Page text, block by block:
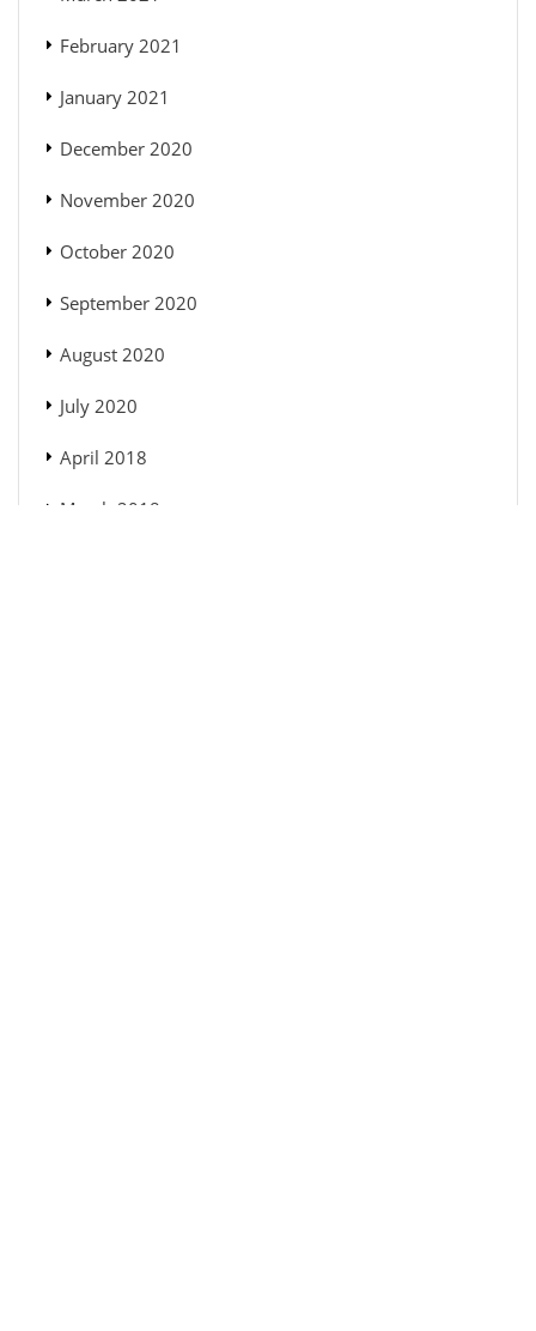
February 2021
January 2021
December 2020
November 2020
October 2020
September 2020
August 2020
July 2020
April 2018
March 2018